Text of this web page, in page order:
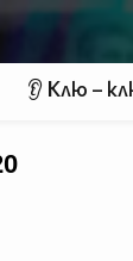
👂 Клю –